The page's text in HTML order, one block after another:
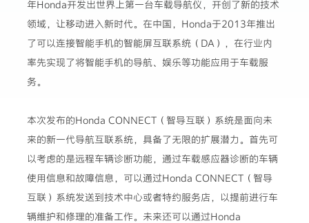
年Honda开发出世界上第一台车载导航仪，开创了新的技术
领域，让移动进入新时代。在中国，Honda于2013年推出
了可以连接智能手机的智能屏互联系统（DA），在行业内
率先实现了将智能手机的导航、娱乐等功能应用于车载服
务。
本次发布的Honda CONNECT（智导互联）系统是面向未
来的新一代导航互联系统，具备了无限的扩展潜力。首先可
以考虑的是远程车辆诊断功能，通过车载感应器诊断的车辆
使用信息和故障信息，可以通过Honda CONNECT（智导
互联）系统发送到技术中心或者特约服务店，以提前进行车
辆维护和修理的准备工作。未来还可以通过Honda